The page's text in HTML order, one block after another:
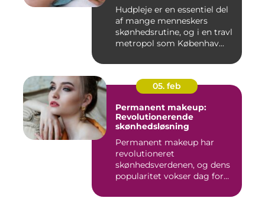
Hudpleje er en essentiel del
af mange menneskers
skønhedsrutine, og i en travl
metropol som Københav...
05. feb
Permanent makeup:
Revolutionerende
skønhedsløsning
Permanent makeup har
revolutioneret
skønhedsverdenen, og dens
popularitet vokser dag for